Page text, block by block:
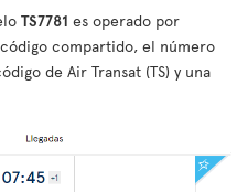
TS7781 es operado por
compartido, el número
de Air Transat (TS) y una